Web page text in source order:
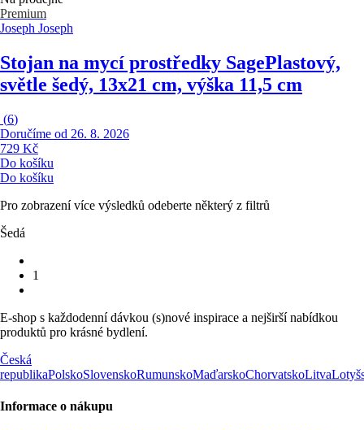
Premium
Joseph Joseph
Stojan na mycí prostředky SagePlastový,
světle šedý, 13x21 cm, výška 11,5 cm
(6)
Doručíme od 26. 8. 2026
729 Kč
Do košíku
Do košíku
Pro zobrazení více výsledků odeberte některý z filtrů
Šedá
1
E-shop s každodenní dávkou (s)nové inspirace a nejširší nabídkou
produktů pro krásné bydlení.
Česká
republikaPolskoSlovenskoRumunskoMaďarskoChorvatskoLitva
Informace o nákupu